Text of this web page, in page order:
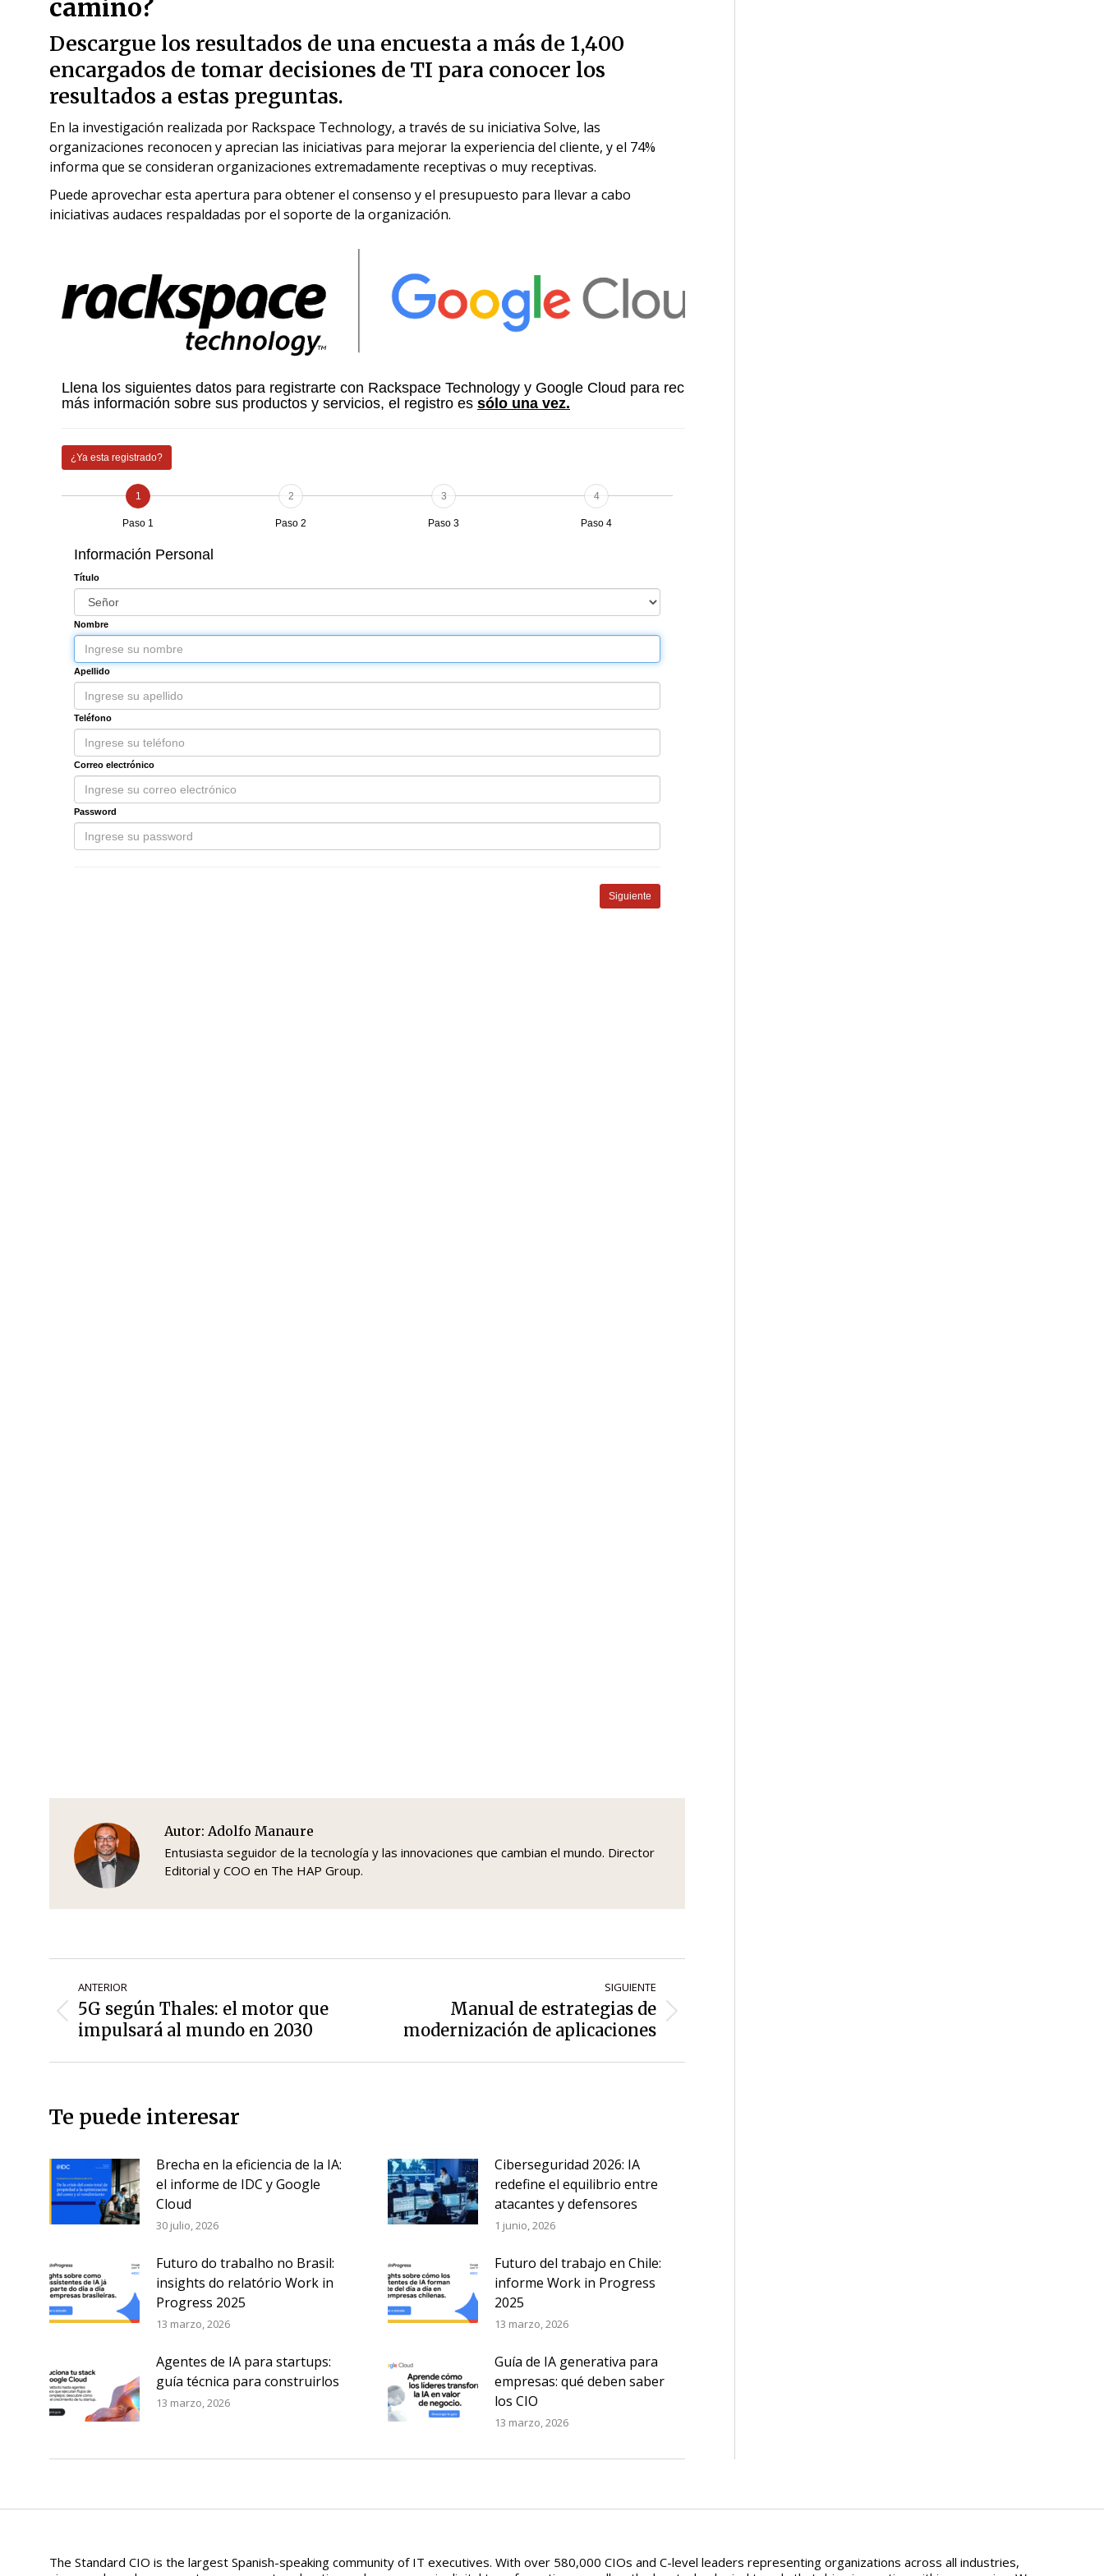
camino?
Descargue los resultados de una encuesta a más de 1,400
encargados de tomar decisiones de TI para conocer los
resultados a estas preguntas.
En la investigación realizada por Rackspace Technology, a través de su iniciativa Solve, las
organizaciones reconocen y aprecian las iniciativas para mejorar la experiencia del cliente, y el 74%
informa que se consideran organizaciones extremadamente receptivas o muy receptivas.
Puede aprovechar esta apertura para obtener el consenso y el presupuesto para llevar a cabo
iniciativas audaces respaldadas por el soporte de la organización.
Autor: Adolfo Manaure
Entusiasta seguidor de la tecnología y las innovaciones que cambian el mundo. Director
Editorial y COO en The HAP Group.
de
entradas
ANTERIOR
Entrada
anterior:
5G según Thales: el motor que
impulsará al mundo en 2030
SIGUIENTE
Siguiente
entrada:
Manual de estrategias de
modernización de aplicaciones
Te puede interesar
Brecha en la eficiencia de la IA:
el informe de IDC y Google
Cloud
30 julio, 2026
Ciberseguridad 2026: IA
redefine el equilibrio entre
atacantes y defensores
1 junio, 2026
Futuro do trabalho no Brasil:
insights do relatório Work in
Progress 2025
13 marzo, 2026
Futuro del trabajo en Chile:
informe Work in Progress
2025
13 marzo, 2026
Agentes de IA para startups:
guía técnica para construirlos
13 marzo, 2026
Guía de IA generativa para
empresas: qué deben saber
los CIO
13 marzo, 2026
The Standard CIO is the largest Spanish-speaking community of IT executives. With over 580,000 CIOs and C-level leaders representing organizations across all industries,